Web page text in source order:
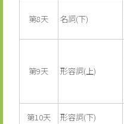
第8天 名詞(下)
第9天 形容詞(上)
第10天
形容詞(下)